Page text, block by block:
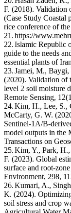
F. (2018). Validation
(Case Study Coastal
rice conference of
21.https://
22.Islamic Republic
guide to the needs
essential plants of
23.Jamei, M.,
(2020). Validation of
level 2 soil moisture
Remote Sensing,
24.Kim, H., Lee, S.,
McCarty, G. W.
Sentinel-1A/B-
model outputs in the
Transactions on
25.Kim, Y., Park,
F. (2023). Global
surface and root-
Environment, 298,
26.Kumari, A.,
K. (2024).
soil stress and crop